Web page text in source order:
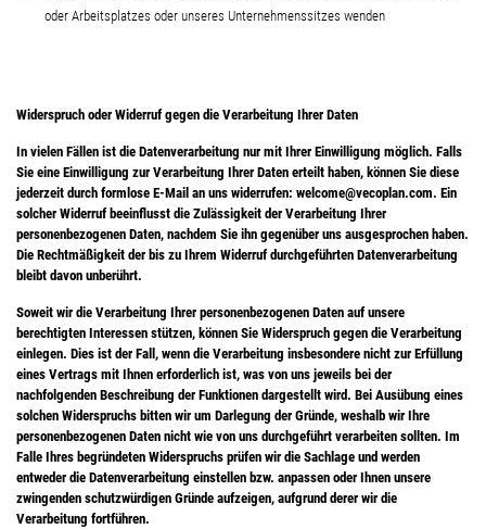
oder Arbeitsplatzes oder unseres Unternehmenssitzes wenden
Widerspruch oder Widerruf gegen die Verarbeitung Ihrer Daten
In vielen Fällen ist die Datenverarbeitung nur mit Ihrer Einwilligung möglich. Falls
Sie eine Einwilligung zur Verarbeitung Ihrer Daten erteilt haben, können Sie diese
jederzeit durch formlose E-Mail an uns widerrufen: welcome@vecoplan.com. Ein
solcher Widerruf beeinflusst die Zulässigkeit der Verarbeitung Ihrer
personenbezogenen Daten, nachdem Sie ihn gegenüber uns ausgesprochen haben.
Die Rechtmäßigkeit der bis zu Ihrem Widerruf durchgeführten Datenverarbeitung
bleibt davon unberührt.
Soweit wir die Verarbeitung Ihrer personenbezogenen Daten auf unsere
berechtigten Interessen stützen, können Sie Widerspruch gegen die Verarbeitung
einlegen. Dies ist der Fall, wenn die Verarbeitung insbesondere nicht zur Erfüllung
eines Vertrags mit Ihnen erforderlich ist, was von uns jeweils bei der
nachfolgenden Beschreibung der Funktionen dargestellt wird. Bei Ausübung eines
solchen Widerspruchs bitten wir um Darlegung der Gründe, weshalb wir Ihre
personenbezogenen Daten nicht wie von uns durchgeführt verarbeiten sollten. Im
Falle Ihres begründeten Widerspruchs prüfen wir die Sachlage und werden
entweder die Datenverarbeitung einstellen bzw. anpassen oder Ihnen unsere
zwingenden schutzwürdigen Gründe aufzeigen, aufgrund derer wir die
Verarbeitung fortführen.